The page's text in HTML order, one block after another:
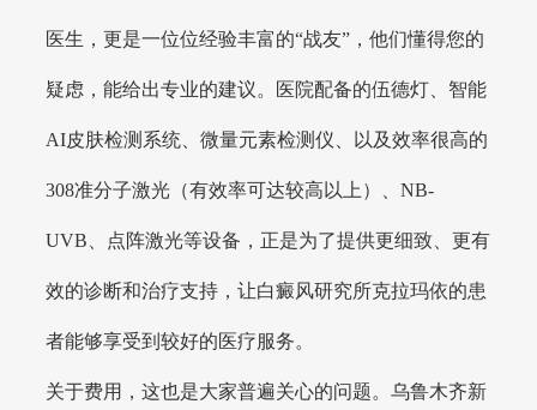
医生，更是一位位经验丰富的“战友”，他们懂得您的
疑虑，能给出专业的建议。医院配备的伍德灯、智能
AI皮肤检测系统、微量元素检测仪、以及效率很高的
308准分子激光（有效率可达较高以上）、NB-
UVB、点阵激光等设备，正是为了提供更细致、更有
效的诊断和治疗支持，让白癜风研究所克拉玛依的患
者能够享受到较好的医疗服务。
关于费用，这也是大家普遍关心的问题。乌鲁木齐新